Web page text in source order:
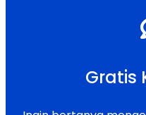
Gratis